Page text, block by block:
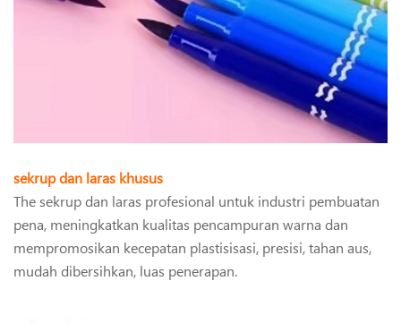
sekrup dan laras khusus
The sekrup dan laras profesional untuk industri pembuatan
pena, meningkatkan kualitas pencampuran warna dan
mempromosikan kecepatan plastisisasi, presisi, tahan aus,
mudah dibersihkan, luas penerapan.